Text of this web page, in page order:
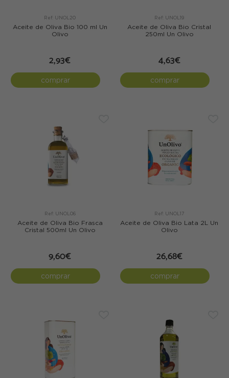
Ref: UNOL20
Aceite de Oliva Bio 100 ml Un
Olivo
2,93€
comprar
Ref: UNOL19
Aceite de Oliva Bio Cristal
250ml Un Olivo
4,63€
comprar
Ref: UNOL06
Aceite de Oliva Bio Frasca
Cristal 500ml Un Olivo
9,60€
comprar
Ref: UNOL17
Aceite de Oliva Bio Lata 2L Un
Olivo
26,68€
comprar